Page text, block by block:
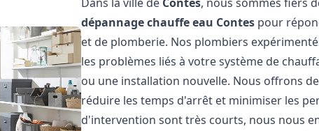
dépannage chauffe eau Contes pour
et de plomberie. Nos plombiers
les problèmes liés à votre système de
ou une installation nouvelle. Nous offrons
réduire les temps d'arrêt et minimiser les
d'intervention sont très courts, nous nous